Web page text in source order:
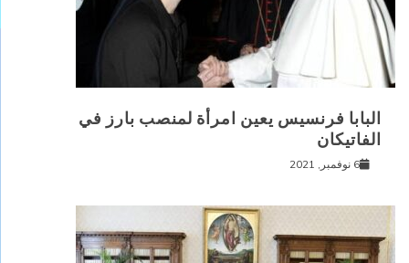
البابا فرنسيس يعين امرأة لمنصب بارز في
الفاتيكان
6 نوفمبر, 2021